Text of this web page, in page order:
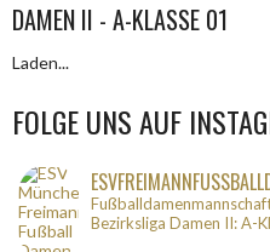
DAMEN II - A-KLASSE 01
Laden...
FOLGE UNS AUF
Bezirksliga Damen II: A-